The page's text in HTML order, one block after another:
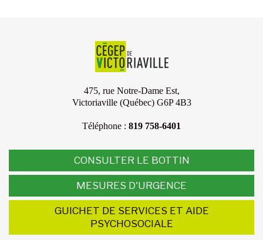
475, rue Notre-Dame Est,
Victoriaville (Québec) G6P 4B3
Téléphone : 819 758-6401
CONSULTER LE BOTTIN
MESURES D'URGENCE
GUICHET DE SERVICES ET AIDE
PSYCHOSOCIALE